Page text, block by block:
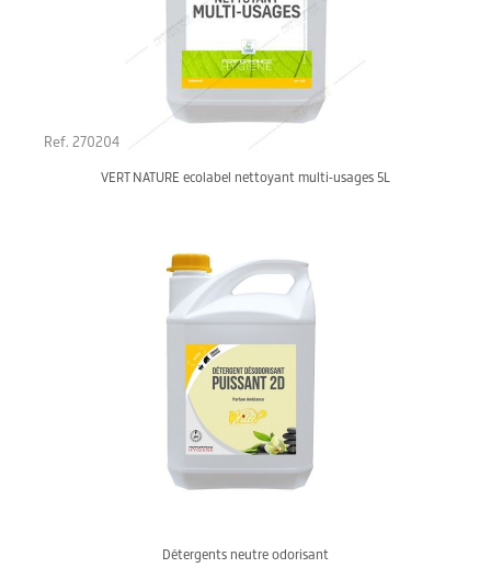
Ref. 270204
VERT NATURE ecolabel nettoyant multi-usages 5L
Détergents neutre odorisant